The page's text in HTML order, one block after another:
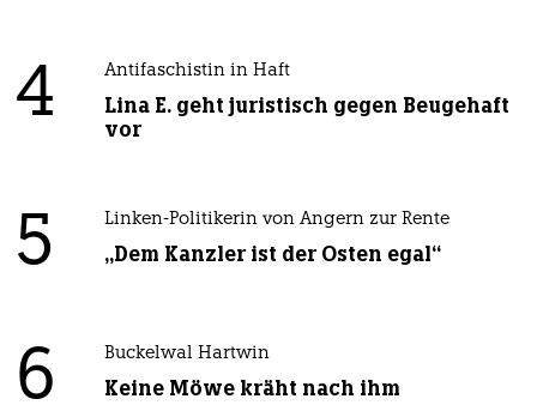
4 Antifaschistin in Haft
Lina E. geht juristisch gegen Beugehaft
vor
5 Linken-Politikerin von Angern zur Rente
„Dem Kanzler ist der Osten egal“
6 Buckelwal Hartwin
Keine Möwe kräht nach ihm